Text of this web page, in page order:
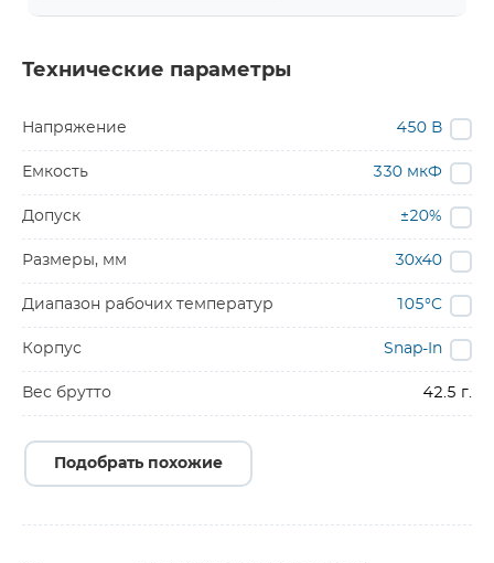
Технические параметры
Напряжение 450 В
Емкость 330 мкФ
Допуск ±20%
Размеры, мм 30х40
Диапазон рабочих температур 105°C
Корпус Snap-In
Вес брутто 42.5 г.
Подобрать похожие